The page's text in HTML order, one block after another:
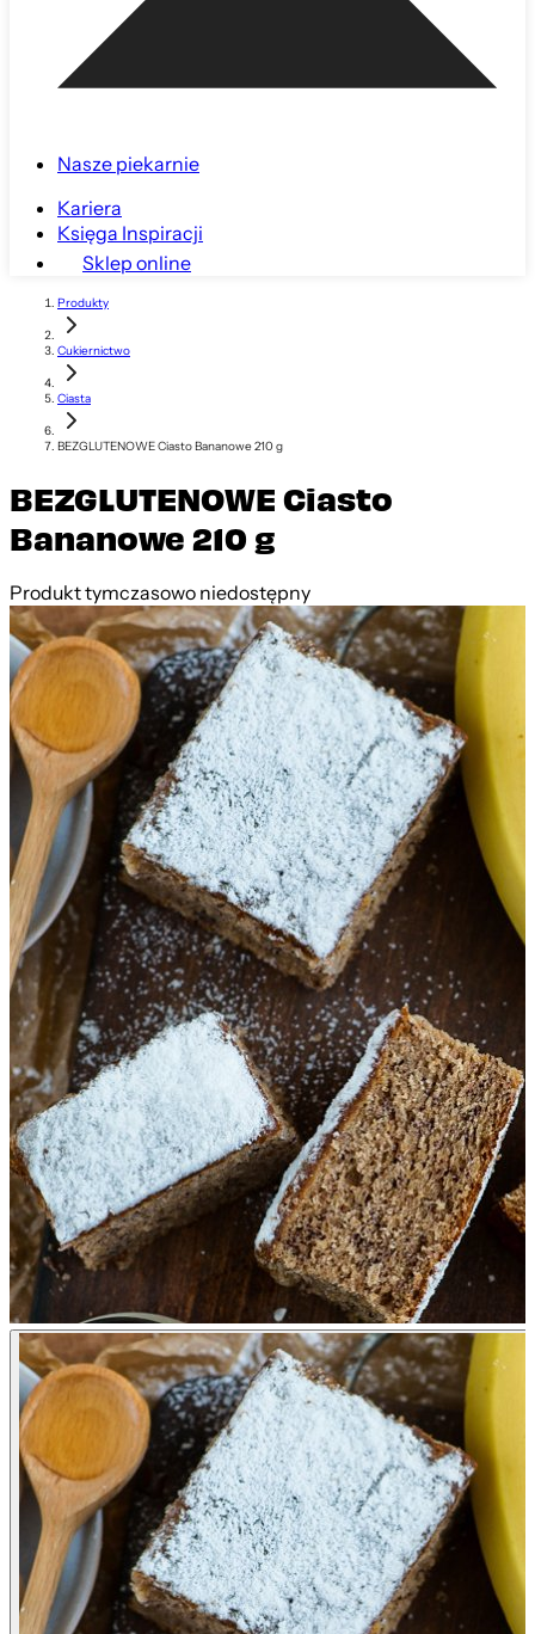
Nasze piekarnie
Kariera
Księga Inspiracji
Sklep online
Produkty
Cukiernictwo
Ciasta
BEZGLUTENOWE Ciasto Bananowe 210 g
BEZGLUTENOWE Ciasto
Bananowe 210 g
Produkt tymczasowo niedostępny